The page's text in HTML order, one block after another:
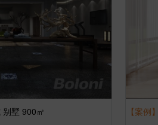
别墅 900㎡ 【案例